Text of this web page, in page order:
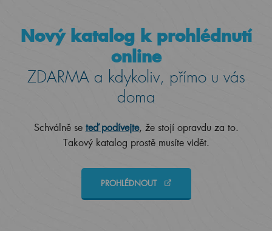
Nový katalog k prohlédnutí
online
ZDARMA a kdykoliv, přímo u vás
doma
Schválně se teď podívejte, že stojí opravdu za to.
Takový katalog prostě musíte vidět.
PROHLÉDNOUT